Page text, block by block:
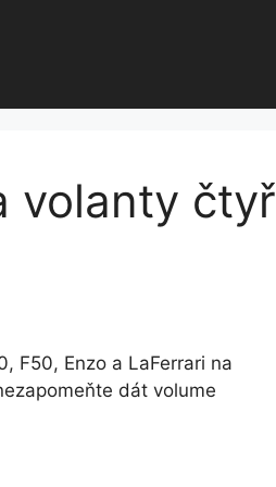
volanty čtyř
F50, Enzo a LaFerrari na
dát volume